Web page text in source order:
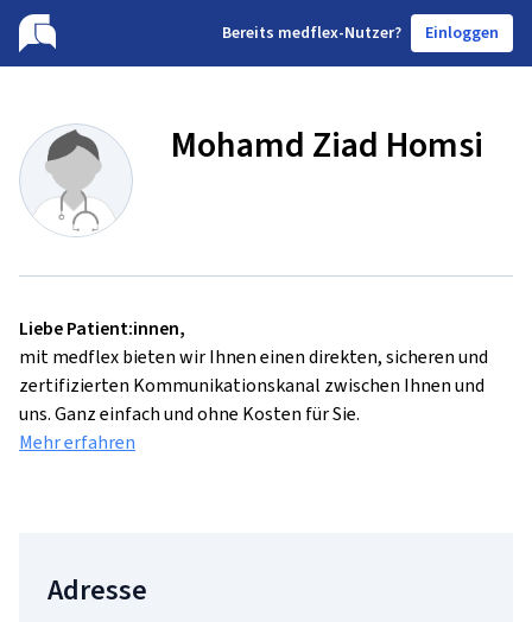
Bereits medflex-Nutzer? Einloggen
Mohamd Ziad Homsi
Liebe Patient:innen,
mit medflex bieten wir Ihnen einen direkten, sicheren und
zertifizierten Kommunikationskanal zwischen Ihnen und
uns. Ganz einfach und ohne Kosten für Sie.
Mehr erfahren
Adresse